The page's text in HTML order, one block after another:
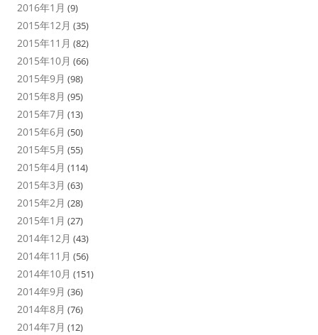
2016年1月 (9)
2015年12月 (35)
2015年11月 (82)
2015年10月 (66)
2015年9月 (98)
2015年8月 (95)
2015年7月 (13)
2015年6月 (50)
2015年5月 (55)
2015年4月 (114)
2015年3月 (63)
2015年2月 (28)
2015年1月 (27)
2014年12月 (43)
2014年11月 (56)
2014年10月 (151)
2014年9月 (36)
2014年8月 (76)
2014年7月 (12)